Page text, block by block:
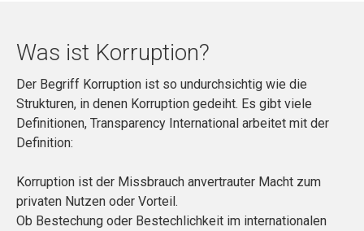
Was ist Korruption?
Der Begriff Korruption ist so undurchsichtig wie die
Strukturen, in denen Korruption gedeiht. Es gibt viele
Definitionen, Transparency International arbeitet mit der
Definition:
Korruption ist der Missbrauch anvertrauter Macht zum
privaten Nutzen oder Vorteil.
Ob Bestechung oder Bestechlichkeit im internationalen